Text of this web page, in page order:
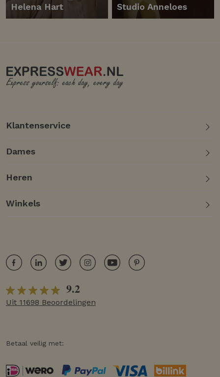
Helena Hart Studio Anneloes
Klantenservice
Dames
Heren
Winkels
9.2
Uit 11698 Beoordelingen
Betaal veilig met: